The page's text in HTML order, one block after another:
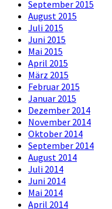
September 2015
August 2015
Juli 2015
Juni 2015
Mai 2015
April 2015
März 2015
Februar 2015
Januar 2015
Dezember 2014
November 2014
Oktober 2014
September 2014
August 2014
Juli 2014
Juni 2014
Mai 2014
April 2014